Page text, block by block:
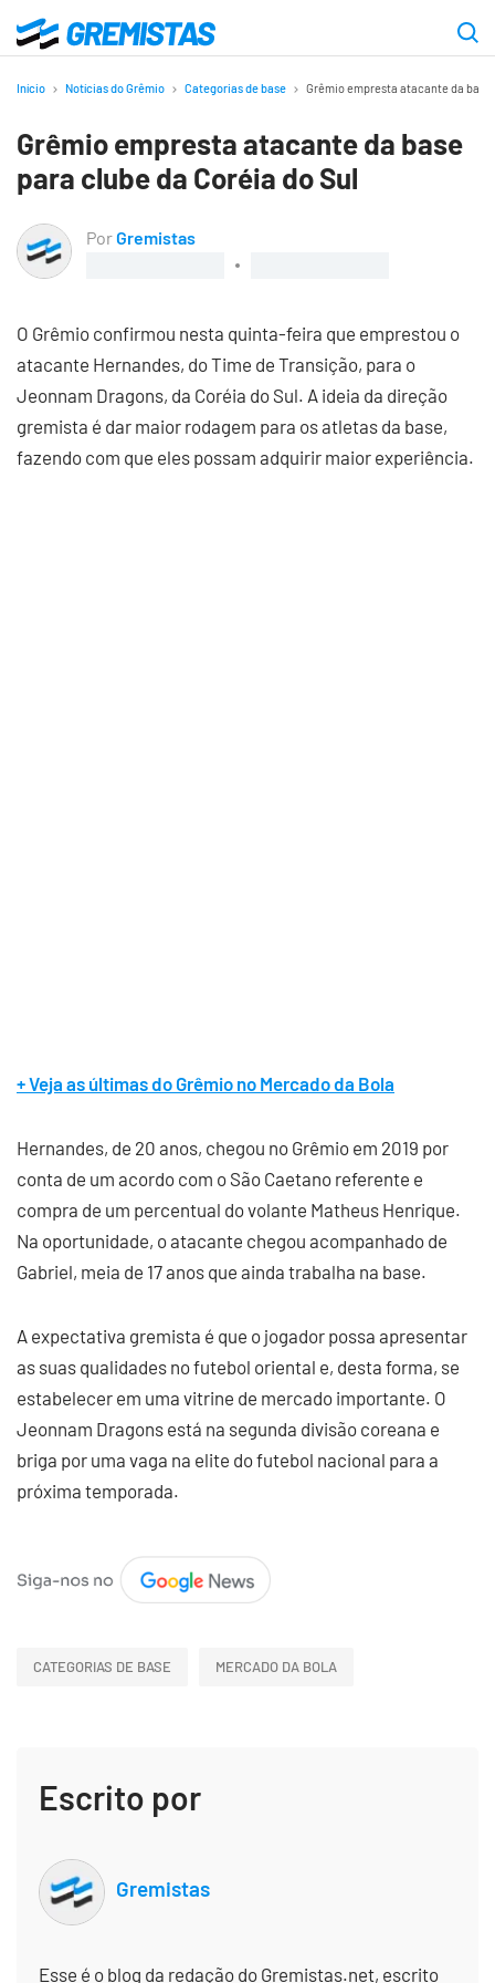
para
principal
Gremistas
Início Notícias do Grêmio Categorias de base Grêmio empresta atacante da base
Grêmio empresta atacante da base
para clube da Coréia do Sul
PorGremistas
O Grêmio confirmou nesta quinta-feira que emprestou o
atacante Hernandes, do Time de Transição, para o
Jeonnam Dragons, da Coréia do Sul. A ideia da direção
gremista é dar maior rodagem para os atletas da base,
fazendo com que eles possam adquirir maior experiência.
+ Veja as últimas do Grêmio no Mercado da Bola
Hernandes, de 20 anos, chegou no Grêmio em 2019 por
conta de um acordo com o São Caetano referente e
compra de um percentual do volante Matheus Henrique.
Na oportunidade, o atacante chegou acompanhado de
Gabriel, meia de 17 anos que ainda trabalha na base.
A expectativa gremista é que o jogador possa apresentar
as suas qualidades no futebol oriental e, desta forma, se
estabelecer em uma vitrine de mercado importante. O
Jeonnam Dragons está na segunda divisão coreana e
briga por uma vaga na elite do futebol nacional para a
próxima temporada.
CATEGORIAS DE BASE MERCADO DA BOLA
Escrito por
Gremistas
Esse é o blog da redação do Gremistas.net, escrito